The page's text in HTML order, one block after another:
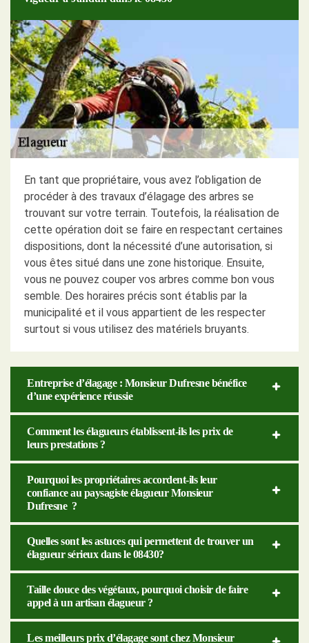
En tant que propriétaire, vous avez l’obligation de
procéder à des travaux d’élagage des arbres se
trouvant sur votre terrain. Toutefois, la réalisation de
cette opération doit se faire en respectant certaines
dispositions, dont la nécessité d’une autorisation, si
vous êtes situé dans une zone historique. Ensuite,
vous ne pouvez couper vos arbres comme bon vous
semble. Des horaires précis sont établis par la
municipalité et il vous appartient de les respecter
surtout si vous utilisez des matériels bruyants.
Entreprise d’élagage : Monsieur Dufresne bénéfice
d’une expérience réussie
Comment les élagueurs établissent-ils les prix de
leurs prestations ?
Pourquoi les propriétaires accordent-ils leur
confiance au paysagiste élagueur Monsieur
Dufresne ?
Quelles sont les astuces qui permettent de trouver un
élagueur sérieux dans le 08430?
Taille douce des végétaux, pourquoi choisir de faire
appel à un artisan élagueur ?
Les meilleurs prix d’élagage sont chez Monsieur